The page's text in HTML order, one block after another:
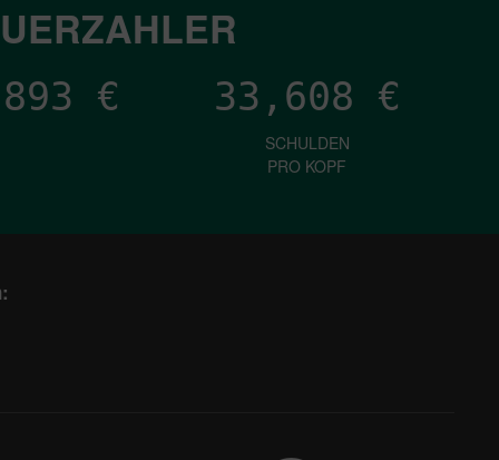
€ 33,608 €
SCHULDEN
PRO KOPF